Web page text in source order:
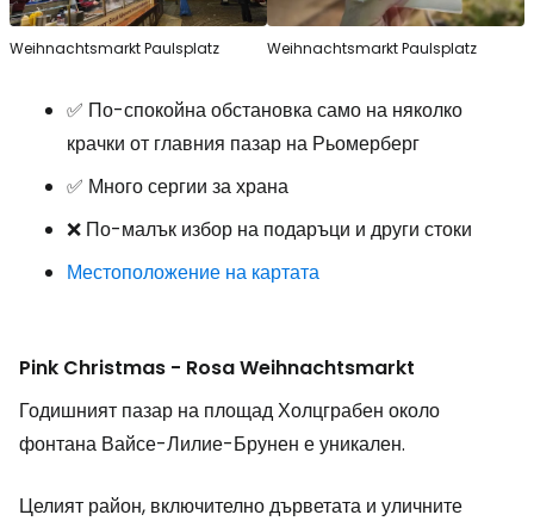
Weihnachtsmarkt Paulsplatz Weihnachtsmarkt Paulsplatz
✅ По-спокойна обстановка само на няколко
крачки от главния пазар на Рьомерберг
✅ Много сергии за храна
❌ По-малък избор на подаръци и други стоки
Местоположение на картата
Pink Christmas - Rosa Weihnachtsmarkt
Годишният пазар на площад Холцграбен около
фонтана Вайсе-Лилие-Брунен е уникален.
Целият район, включително дърветата и уличните